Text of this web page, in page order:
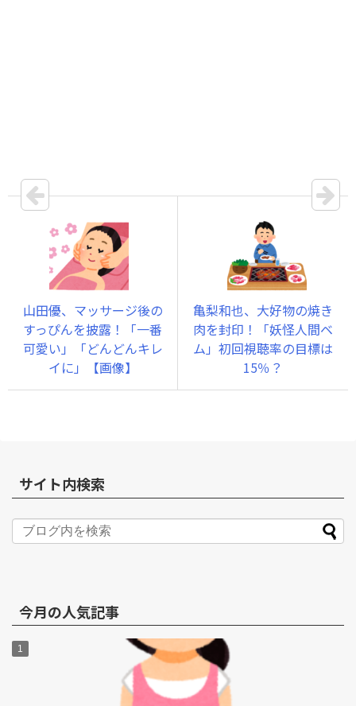
山田優、マッサージ後の
すっぴんを披露！「一番
可愛い」「どんどんキレ
イに」【画像】
亀梨和也、大好物の焼き
肉を封印！「妖怪人間ベ
ム」初回視聴率の目標は
15％？
サイト内検索
今月の人気記事